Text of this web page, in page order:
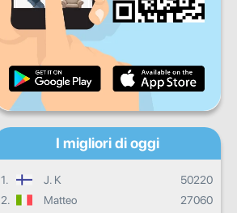
Progressi mensili
Progressi complessivi
I migliori di oggi
1. J. K
50220
2.
Matteo
27060